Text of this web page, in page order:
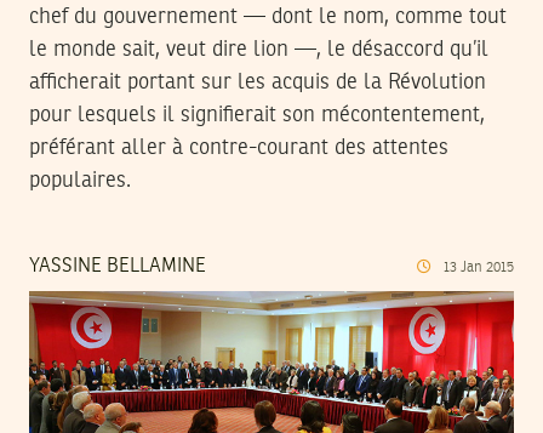
chef du gouvernement — dont le nom, comme tout
le monde sait, veut dire lion —, le désaccord qu’il
afficherait portant sur les acquis de la Révolution
pour lesquels il signifierait son mécontentement,
préférant aller à contre-courant des attentes
populaires.
YASSINE BELLAMINE 13 Jan 2015